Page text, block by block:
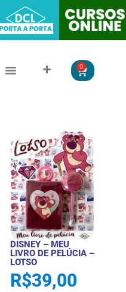
0
DISNEY – MEU
LIVRO DE PELÚCIA –
LOTSO
R$39,00